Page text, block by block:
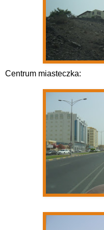
Centrum miasteczka: